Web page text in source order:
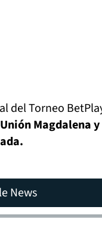
del Torneo
Unión Magdalena
News